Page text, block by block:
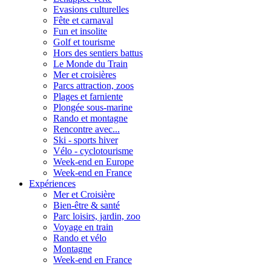
Evasions culturelles
Fête et carnaval
Fun et insolite
Golf et tourisme
Hors des sentiers battus
Le Monde du Train
Mer et croisières
Parcs attraction, zoos
Plages et farniente
Plongée sous-marine
Rando et montagne
Rencontre avec...
Ski - sports hiver
Vélo - cyclotourisme
Week-end en Europe
Week-end en France
Expériences
Mer et Croisière
Bien-être & santé
Parc loisirs, jardin, zoo
Voyage en train
Rando et vélo
Montagne
Week-end en France